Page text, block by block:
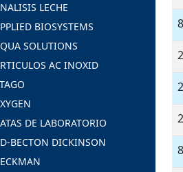
LECHE
BIOSYSTEMS
SOLUTIONS
AC INOXID
DE LABORATORIO
BECTON DICKINSON